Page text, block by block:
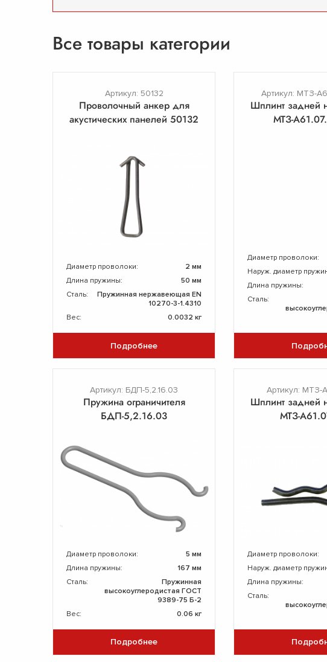
Все товары категории
Артикул: 50132
Проволочный анкер для
акустических панелей 50132
Диаметр проволоки:
2 мм
Длина пружины:
50 мм
Сталь:
Пружинная нержавеющая EN
10270-3-1.4310
Вес:
0.0032 кг
Подробнее
Артикул: МТЗ-
Шплинт задней
МТЗ-
Диаметр проволоки:
Наруж. диаметр
Длина пружины:
Сталь:
Артикул: БДП-5,2.16.03
Пружина ограничителя
БДП-5,2.16.03
Диаметр проволоки:
5 мм
Длина пружины:
167 мм
Сталь:
Пружинная
высокоуглеродистая ГОСТ
9389-75 Б-2
Вес:
0.06 кг
Подробнее
Артикул: МТЗ-
Шплинт задней
МТЗ-
Диаметр проволоки:
Наруж. диаметр
Длина пружины:
Сталь: